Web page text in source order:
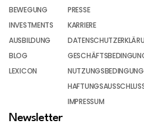
BEWEGUNG
INVESTMENTS
AUSBILDUNG
BLOG
LEXICON
PRESSE
KARRIERE
IMPRESSUM
Newsletter